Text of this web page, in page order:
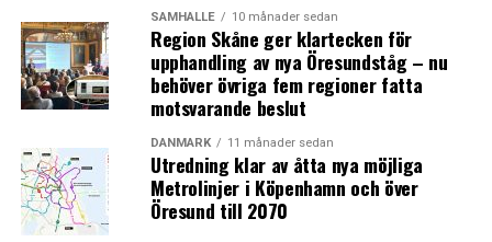
SAMHÄLLE 10 månader sedan
Region Skåne ger klartecken för
upphandling av nya Öresundståg – nu
behöver övriga fem regioner fatta
motsvarande beslut
DANMARK 11 månader sedan
Utredning klar av åtta nya möjliga
Metrolinjer i Köpenhamn och över
Öresund till 2070